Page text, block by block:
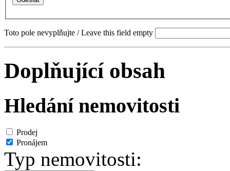
Toto pole nevyplňujte / Leave this field empty
Doplňující obsah
Hledání nemovitosti
Prodej
Pronájem
Typ nemovitosti: